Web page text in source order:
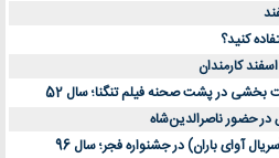
کنید؟
کارمندان
بخشی در پشت صحنه فیلم تنگنا؛ سال 52
حضور ناصرالدین‌شاه
آوای باران) در جشنواره فجر؛ سال 96